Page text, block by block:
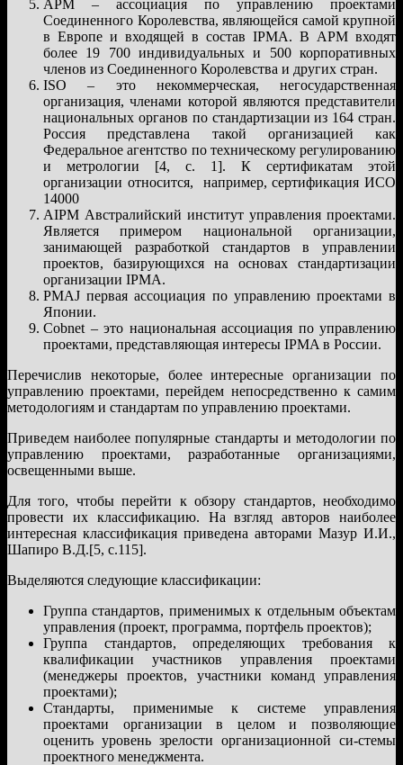
APM – ассоциация по управлению проектами
Соединенного Королевства, являющейся самой крупной
в Европе и входящей в состав IPMA. В APM входят
более 19 700 индивидуальных и 500 корпоративных
членов из Соединенного Королевства и других стран.
ISO – это некоммерческая, негосударственная
организация, членами которой являются представители
национальных органов по стандартизации из 164 стран.
Россия представлена такой организацией как
Федеральное агентство по техническому регулированию
и метрологии [4, с. 1]. К сертификатам этой
организации относится, например, сертификация ИСО
14000
AIPM Австралийский институт управления проектами.
Является примером национальной организации,
занимающей разработкой стандартов в управлении
проектов, базирующихся на основах стандартизации
организации IPMA.
PMAJ первая ассоциация по управлению проектами в
Японии.
Cobnet – это национальная ассоциация по управлению
проектами, представляющая интересы IPMA в России.
Перечислив некоторые, более интересные организации по
управлению проектами, перейдем непосредственно к самим
методологиям и стандартам по управлению проектами.
Приведем наиболее популярные стандарты и методологии по
управлению проектами, разработанные организациями,
освещенными выше.
Для того, чтобы перейти к обзору стандартов, необходимо
провести их классификацию. На взгляд авторов наиболее
интересная классификация приведена авторами Мазур И.И.,
Шапиро В.Д.[5, с.115].
Выделяются следующие классификации:
Группа стандартов, применимых к отдельным объектам
управления (проект, программа, портфель проектов);
Группа стандартов, определяющих требования к
квалификации участников управления проектами
(менеджеры проектов, участники команд управления
проектами);
Стандарты, применимые к системе управления
проектами организации в целом и позволяющие
оценить уровень зрелости организационной си-стемы
проектного менеджмента.